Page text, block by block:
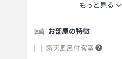
もっと見る
お部屋の特徴
露天風呂付客室